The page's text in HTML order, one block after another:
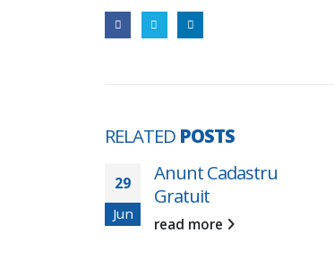
RELATED POSTS
29
Consultare
acțiune privind